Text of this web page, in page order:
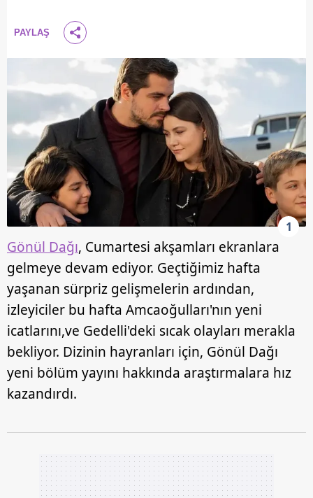
PAYLAŞ
1
Gönül Dağı, Cumartesi akşamları ekranlara
gelmeye devam ediyor. Geçtiğimiz hafta
yaşanan sürpriz gelişmelerin ardından,
izleyiciler bu hafta Amcaoğulları'nın yeni
icatlarını,ve Gedelli'deki sıcak olayları merakla
bekliyor. Dizinin hayranları için, Gönül Dağı
yeni bölüm yayını hakkında araştırmalara hız
kazandırdı.